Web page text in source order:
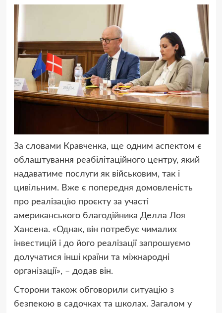
За словами Кравченка, ще одним аспектом є
облаштування реабілітаційного центру, який
надаватиме послуги як військовим, так і
цивільним. Вже є попередня домовленість
про реалізацію проєкту за участі
американського благодійника Делла Лоя
Хансена. «Однак, він потребує чималих
інвестицій і до його реалізації запрошуємо
долучатися інші країни та міжнародні
організації», – додав він.
Сторони також обговорили ситуацію з
безпекою в садочках та школах. Загалом у